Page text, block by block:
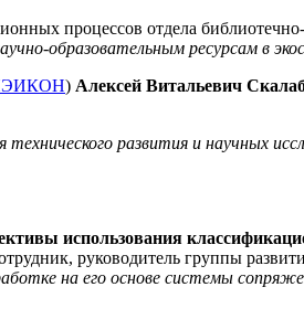
процессов отдела
образовательным ресурсам в
) Алексей Витальевич
развития и научных
использования
руководитель группы
на его основе системы